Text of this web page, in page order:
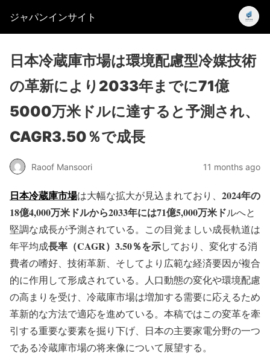
ジャパンインサイト
日本冷蔵庫市場は環境配慮型冷媒技術
の革新により2033年までに71億
5000万米ドルに達すると予測され、
CAGR3.50％で成長
Raoof Mansoori 11 months ago
日本冷蔵庫市場は大幅な拡大が見込まれており、 2024年の
18億4,000万米ドルから2033年には71億5,000万米ドルへと
堅調な成長が予測されている。この目覚ましい成長軌道は
年平均成長率（CAGR）3.50％を示しており、変化する消
費者の嗜好、技術革新、そしてより広範な経済要因が複合
的に作用して形成されている。人口動態の変化や環境配慮
の高まりを受け、冷蔵庫市場は増加する需要に応えるため
革新的な方法で適応を進めている。本稿ではこの変革を牽
引する重要な要素を掘り下げ、日本の主要家電分野の一つ
である冷蔵庫市場の将来像について展望する。